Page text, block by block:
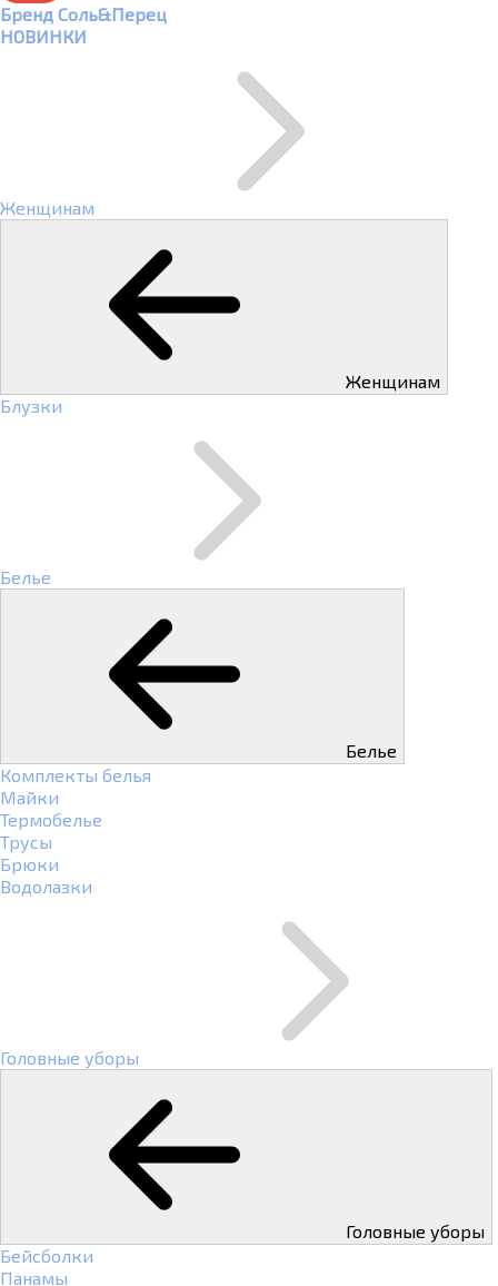
Бренд Соль&Перец
НОВИНКИ
Женщинам
Женщинам
Блузки
Белье
Белье
Комплекты белья
Майки
Термобелье
Трусы
Брюки
Водолазки
Головные уборы
Головные уборы
Бейсболки
Панамы